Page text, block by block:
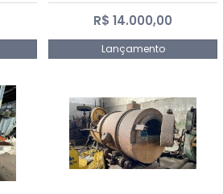
R$ 14.000,00
Lançamento